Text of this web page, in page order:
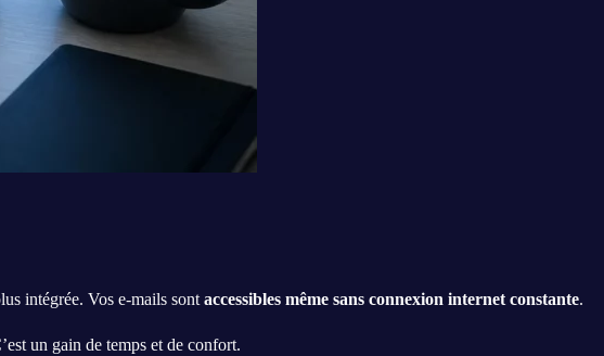
intégrée. Vos e-mails sont accessibles même sans connexion internet constante.
un gain de temps et de confort.